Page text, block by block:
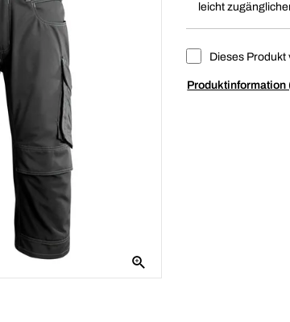
leicht
Dieses Produkt
Produktinformation